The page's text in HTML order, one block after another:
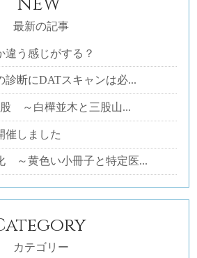
最新の記事
違う感じがする？
診断にDATスキャンは必...
股 ～白樺並木と三股山...
催しました
～黄色い小冊子と特定医...
カテゴリー